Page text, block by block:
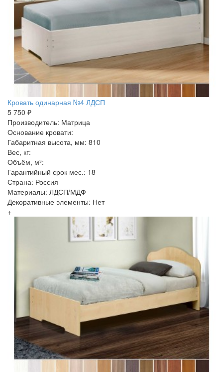
Кровать одинарная №4 ЛДСП
5 750 ₽
Производитель: Матрица
Основание кровати:
Габаритная высота, мм: 810
Вес, кг:
Объём, м³:
Гарантийный срок мес.: 18
Страна: Россия
Материалы: ЛДСП/МДФ
Декоративные элементы: Нет
+